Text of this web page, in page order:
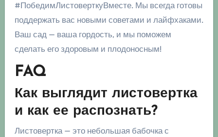
#ПобедимЛистоверткуВместе. Мы всегда готовы
поддержать вас новыми советами и лайфхаками.
Ваш сад — ваша гордость, и мы поможем
сделать его здоровым и плодоносным!
FAQ
Как выглядит листовертка
и как ее распознать?
Листовертка — это небольшая бабочка с